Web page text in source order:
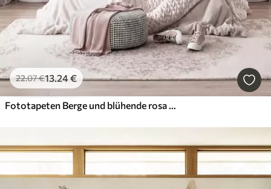
22.07€13.24€
Fototapeten Berge und blühende rosa Magnolienzweige, strukturierte Landschaft